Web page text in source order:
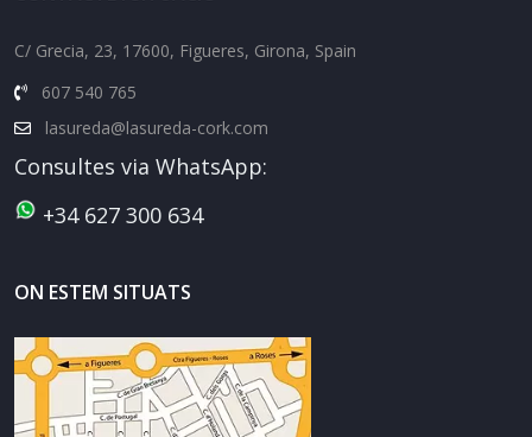
C/ Grecia, 23, 17600, Figueres, Girona, Spain
607 540 765
lasureda@lasureda-cork.com
Consultes via WhatsApp:
+34 627 300 634
ON ESTEM SITUATS